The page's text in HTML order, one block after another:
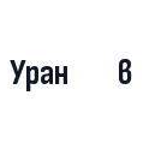
Уран в